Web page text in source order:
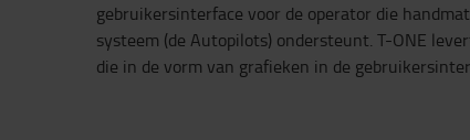
gebruikersinterface voor de operator die
systeem (de Autopilots) ondersteunt. T-ONE
die in de vorm van grafieken in de